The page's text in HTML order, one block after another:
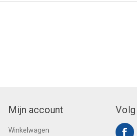
Mijn account
Winkelwagen